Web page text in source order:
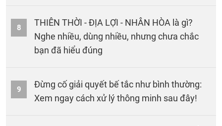
8
THIÊN THỜI - ĐỊA LỢI - NHÂN HÒA là gì?
Nghe nhiều, dùng nhiều, nhưng chưa chắc
bạn đã hiểu đúng
9
Đừng cố giải quyết bế tắc như bình thường:
Xem ngay cách xử lý thông minh sau đây!